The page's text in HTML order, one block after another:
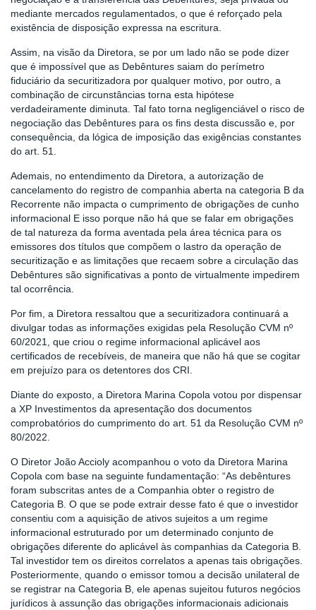
mediante mercados regulamentados, o que é reforçado pela
existência de disposição expressa na escritura.
Assim, na visão da Diretora, se por um lado não se pode dizer
que é impossível que as Debêntures saiam do perímetro
fiduciário da securitizadora por qualquer motivo, por outro, a
combinação de circunstâncias torna esta hipótese
verdadeiramente diminuta. Tal fato torna negligenciável o risco de
negociação das Debêntures para os fins desta discussão e, por
consequência, da lógica de imposição das exigências constantes
do art. 51.
Ademais, no entendimento da Diretora, a autorização de
cancelamento do registro de companhia aberta na categoria B da
Recorrente não impacta o cumprimento de obrigações de cunho
informacional E isso porque não há que se falar em obrigações
de tal natureza da forma aventada pela área técnica para os
emissores dos títulos que compõem o lastro da operação de
securitização e as limitações que recaem sobre a circulação das
Debêntures são significativas a ponto de virtualmente impedirem
tal ocorrência.
Por fim, a Diretora ressaltou que a securitizadora continuará a
divulgar todas as informações exigidas pela Resolução CVM nº
60/2021, que criou o regime informacional aplicável aos
certificados de recebíveis, de maneira que não há que se cogitar
em prejuízo para os detentores dos CRI.
Diante do exposto, a Diretora Marina Copola votou por dispensar
a XP Investimentos da apresentação dos documentos
comprobatórios do cumprimento do art. 51 da Resolução CVM nº
80/2022.
O Diretor João Accioly acompanhou o voto da Diretora Marina
Copola com base na seguinte fundamentação: “As debêntures
foram subscritas antes de a Companhia obter o registro de
Categoria B. O que se pode extrair desse fato é que o investidor
consentiu com a aquisição de ativos sujeitos a um regime
informacional estruturado por um determinado conjunto de
obrigações diferente do aplicável às companhias da Categoria B.
Tal investidor tem os direitos correlatos a apenas tais obrigações.
Posteriormente, quando o emissor tomou a decisão unilateral de
se registrar na Categoria B, ele apenas sujeitou futuros negócios
jurídicos à assunção das obrigações informacionais adicionais